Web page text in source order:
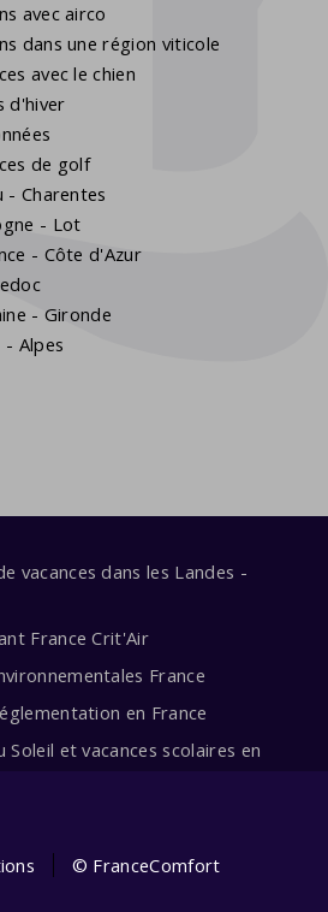
avec airco
dans une région viticole
avec le chien
d'hiver
de golf
- Charentes
- Lot
- Côte d'Azur
- Gironde
- Alpes
vacances dans les Landes -
France Crit'Air
France
en France
Soleil et vacances scolaires en
© FranceComfort